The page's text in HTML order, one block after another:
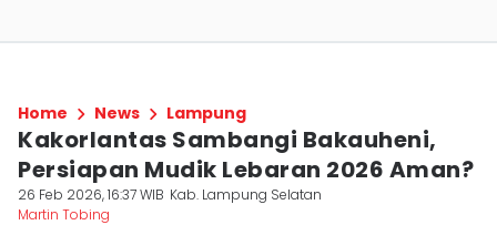
Home News Lampung
Kakorlantas Sambangi Bakauheni,
Persiapan Mudik Lebaran 2026 Aman?
26 Feb 2026, 16:37 WIB Kab. Lampung Selatan
Martin Tobing